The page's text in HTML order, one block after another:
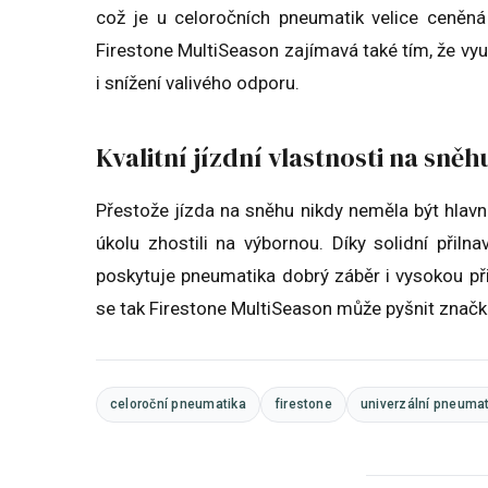
což je u celoročních pneumatik velice
Firestone MultiSeason zajímavá také tím, že
i snížení valivého odporu.
Kvalitní jízdní vlastnosti na
Přestože jízda na sněhu nikdy neměla být
úkolu zhostili na výbornou. Díky solidní
poskytuje pneumatika dobrý záběr i vysokou
se tak Firestone MultiSeason může pyšnit
celoroční pneumatika firestone univerzální